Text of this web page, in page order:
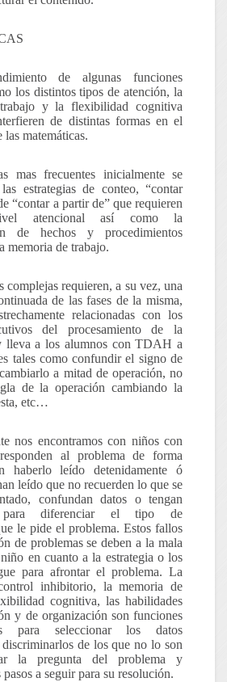
de algunas funciones
los distintos tipos de atención, la
y la flexibilidad cognitiva
de distintas formas en el
las matemáticas.
mas frecuentes inicialmente se
estrategias de conteo, “contar
“contar a partir de” que requieren
atencional así como la
de hechos y procedimientos
memoria de trabajo.
complejas requieren, a su vez, una
de las fases de la misma,
relacionadas con los
del procesamiento de la
lleva a los alumnos con TDAH a
tales como confundir el signo de
a mitad de operación, no
de la operación cambiando la
etc…
nos encontramos con niños con
al problema de forma
haberlo leído detenidamente ó
leído que no recuerden lo que se
confundan datos o tengan
para diferenciar el tipo de
le pide el problema. Estos fallos
de problemas se deben a la mala
en cuanto a la estrategia o los
para afrontar el problema. La
inhibitorio, la memoria de
cognitiva, las habilidades
y de organización son funciones
para seleccionar los datos
de los que no lo son
la pregunta del problema y
a seguir para su resolución.